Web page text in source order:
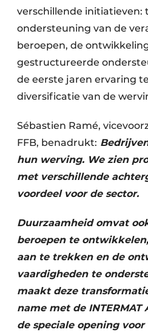
verschillende initiatieven:
ondersteuning van de
beroepen, de
gestructureerde
de eerste jaren ervaring
diversificatie van de
Sébastien Ramé,
FFB, benadrukt:
hun werving. We zien
met verschillende
voordeel voor de sector.
Duurzaamheid omvat
beroepen te
aan te trekken en de
vaardigheden te
maakt deze
name met de
de speciale opening